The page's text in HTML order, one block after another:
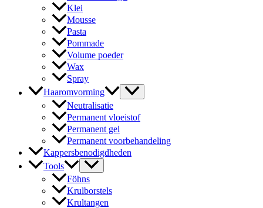
Klei
Mousse
Pasta
Pommade
Volume poeder
Wax
Spray
Haaromvorming
Neutralisatie
Permanent vloeistof
Permanent gel
Permanent voorbehandeling
Kappersbenodigdheden
Tools
Föhns
Krulborstels
Krultangen